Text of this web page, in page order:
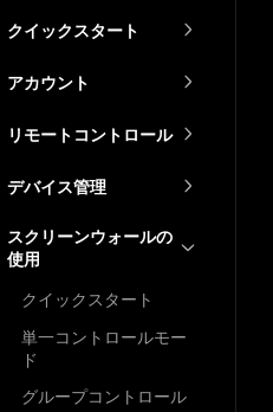
クイックスタート
アカウント
リモートコントロール
デバイス管理
スクリーンウォールの
使用
クイックスタート
単一コントロールモー
ド
グループコントロール